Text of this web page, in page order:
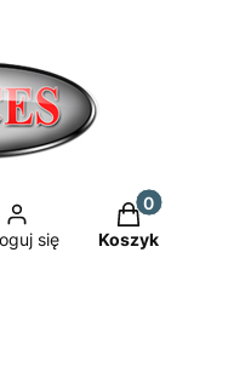
się
Produkty w
Koszyk